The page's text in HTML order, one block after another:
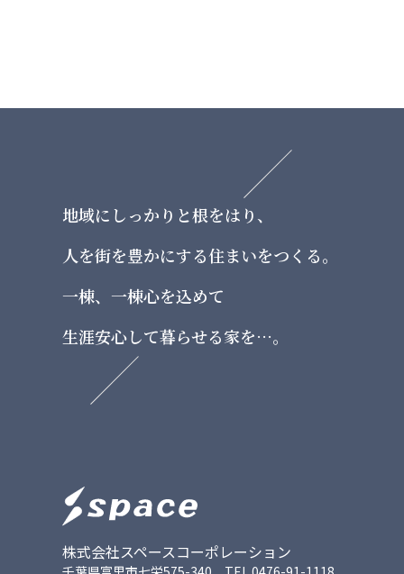
地域にしっかりと根をはり、
⼈を街を豊かにする住まいをつくる。
⼀棟、⼀棟⼼を込めて
⽣涯安⼼して暮らせる家を…。
株式会社スペースコーポレーション